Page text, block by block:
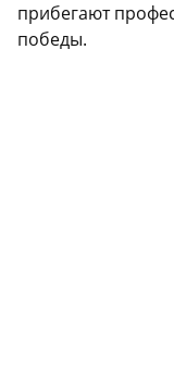
прибегают
победы.